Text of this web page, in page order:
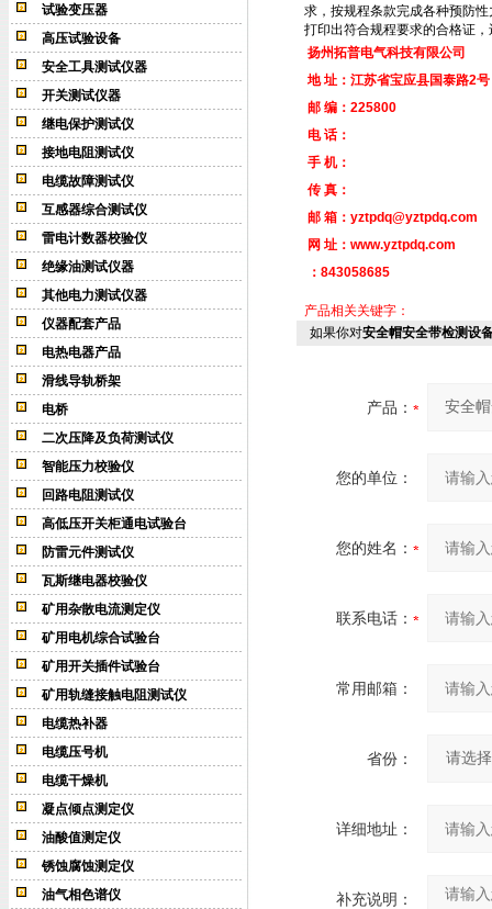
试验变压器
高压试验设备
安全工具测试仪器
开关测试仪器
继电保护测试仪
接地电阻测试仪
电缆故障测试仪
互感器综合测试仪
雷电计数器校验仪
绝缘油测试仪器
其他电力测试仪器
仪器配套产品
电热电器产品
滑线导轨桥架
电桥
二次压降及负荷测试仪
智能压力校验仪
回路电阻测试仪
高低压开关柜通电试验台
防雷元件测试仪
瓦斯继电器校验仪
矿用杂散电流测定仪
矿用电机综合试验台
矿用开关插件试验台
矿用轨缝接触电阻测试仪
电缆热补器
电缆压号机
电缆干燥机
凝点倾点测定仪
油酸值测定仪
锈蚀腐蚀测定仪
油气相色谱仪
求，按规程条款完成各种预防
打印出符合规程要求的合格证
扬州拓普电气科技有限公司
地 址：江苏省宝应县国泰路2号
邮 编： 225800
电 话：
手 机：
传 真：
邮 箱： yztpdq@yztpdq.com
网 址： www.yztpdq.com
：843058685
产品相关关键字：
如果你对安全帽安全带检测设
产品：
您的单位：
您的姓名：
联系电话：
常用邮箱：
省份：
详细地址：
补充说明：